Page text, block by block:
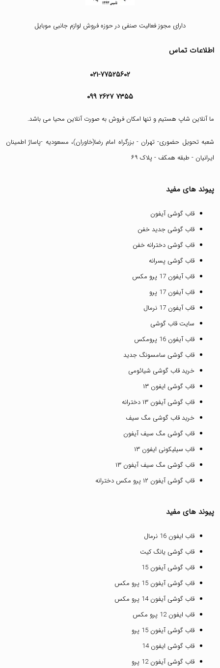
دارای مجوز فعالیت صنفی در حوزه فروش لوازم جانبی موبایل
اطلاعات تماس
۰۲۱-۷۷۵۲۵۶۰۲
۰۹۹ ۲۶۲۷ ۷۳۵۵
ما آنلاین شاپ هستیم و تنها امکان فروش به صورت آنلاین محیا می باشد.
شعبه تحویل حضوری- تهران - بزرگراه امام رضا(خاوران)، مسعودیه -پاساژ اطمینان
ایرانیان - طبقه همکف - پلاک ۶۹
پیوند های مفید
قاب گوشی آیفون
قاب گوشی جدید خفن
قاب گوشی دخترانه خفن
قاب گوشی پسرانه
قاب آیفون 17 پرو مکس
قاب آیفون 17 پرو
قاب آیفون 17 نرمال
سایت قاب گوشی
قاب آیفون 16 پرومکس
قاب گوشی سامسونگ جدید
خرید قاب گوشی شیائومی
قاب گوشی ایفون ۱۳
قاب گوشی آیفون ۱۳ دخترانه
خرید قاب گوشی مگ سیف
قاب گوشی مگ سیف آیفون
قاب سیلیکونی ایفون ۱۳
قاب گوشی مگ سیف آیفون ۱۳
قاب گوشی آیفون ۱۲ پرو مکس دخترانه
پیوند های مفید
قاب ایفون 16 نرمال
قاب گوشی یانگ کیت
قاب گوشی آیفون 15
قاب گوشی آیفون 15 پرو مکس
قاب گوشی آیفون 14 پرو مکس
قاب ایفون 12 پرو مکس
قاب گوشی آیفون 15 پرو
قاب گوشی ایفون 14
قاب گوشی آیفون 12 پرو